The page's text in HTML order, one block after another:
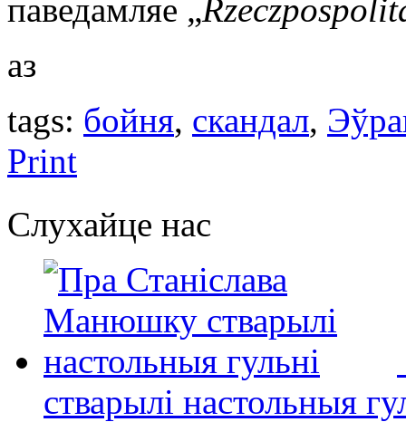
паведамляе „
аз
tags: бойня, скандал,
Print
Слухайце нас
стварылі настольныя